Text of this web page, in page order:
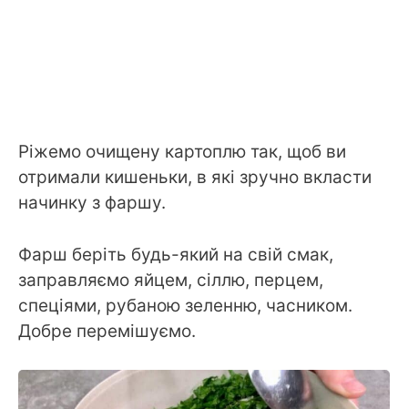
Ріжемо очищену картоплю так, щоб ви
отримали кишеньки, в які зручно вкласти
начинку з фаршу.
Фарш беріть будь-який на свій смак,
заправляємо яйцем, сіллю, перцем,
спеціями, рубаною зеленню, часником.
Добре перемішуємо.